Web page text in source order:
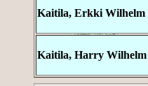
Kaitila, Erkki Wilhelm
Kaitila, Harry Wilhelm